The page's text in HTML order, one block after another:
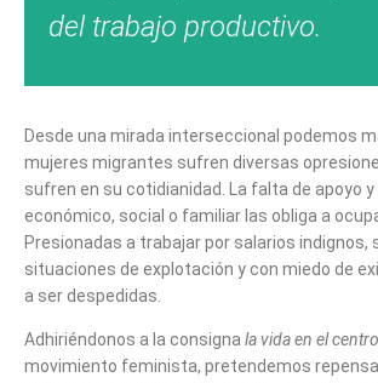
del trabajo productivo.
Desde una mirada interseccional podemos
mujeres migrantes sufren diversas
sufren en su cotidianidad. La falta de apoyo
económico, social o familiar las obliga a
Presionadas a trabajar por salarios indignos,
situaciones de explotación y con miedo de
a ser despedidas.
Adhiriéndonos a la consigna la vida en el centro
movimiento feminista, pretendemos